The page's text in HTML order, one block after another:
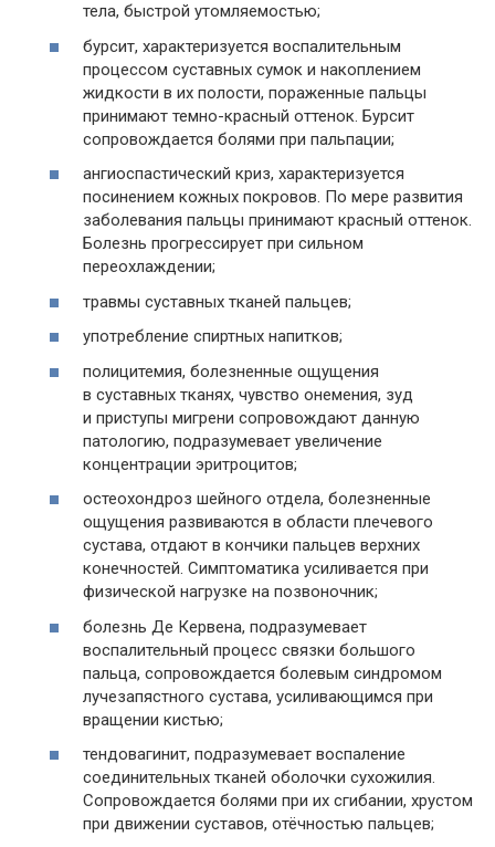
тела, быстрой утомляемостью;
бурсит, характеризуется воспалительным
процессом суставных сумок и накоплением
жидкости в их полости, пораженные пальцы
принимают темно-красный оттенок. Бурсит
сопровождается болями при пальпации;
ангиоспастический криз, характеризуется
посинением кожных покровов. По мере развития
заболевания пальцы принимают красный оттенок.
Болезнь прогрессирует при сильном
переохлаждении;
травмы суставных тканей пальцев;
употребление спиртных напитков;
полицитемия, болезненные ощущения
в суставных тканях, чувство онемения, зуд
и приступы мигрени сопровождают данную
патологию, подразумевает увеличение
концентрации эритроцитов;
остеохондроз шейного отдела, болезненные
ощущения развиваются в области плечевого
сустава, отдают в кончики пальцев верхних
конечностей. Симптоматика усиливается при
физической нагрузке на позвоночник;
болезнь Де Кервена, подразумевает
воспалительный процесс связки большого
пальца, сопровождается болевым синдромом
лучезапястного сустава, усиливающимся при
вращении кистью;
тендовагинит, подразумевает воспаление
соединительных тканей оболочки сухожилия.
Сопровождается болями при их сгибании, хрустом
при движении суставов, отёчностью пальцев;